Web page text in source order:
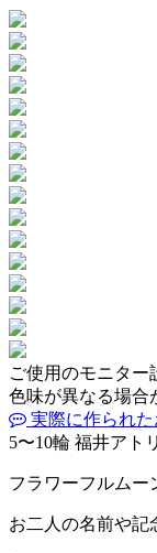
ご使用のモニター
色味が異なる場合
実際に作られ
5〜10輪 福井アト
フラワーフルムー
お二人の名前や記